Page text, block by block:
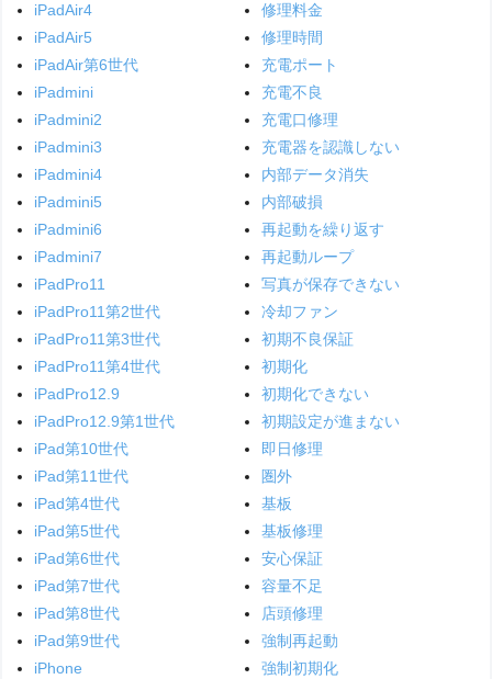
iPadAir4
iPadAir5
iPadAir第6世代
iPadmini
iPadmini2
iPadmini3
iPadmini4
iPadmini5
iPadmini6
iPadmini7
iPadPro11
iPadPro11第2世代
iPadPro11第3世代
iPadPro11第4世代
iPadPro12.9
iPadPro12.9第1世代
iPad第10世代
iPad第11世代
iPad第4世代
iPad第5世代
iPad第6世代
iPad第7世代
iPad第8世代
iPad第9世代
iPhone
修理料金
修理時間
充電ポート
充電不良
充電口修理
充電器を認識しない
内部データ消失
内部破損
再起動を繰り返す
再起動ループ
写真が保存できない
冷却ファン
初期不良保証
初期化
初期化できない
初期設定が進まない
即日修理
圏外
基板
基板修理
安心保証
容量不足
店頭修理
強制再起動
強制初期化